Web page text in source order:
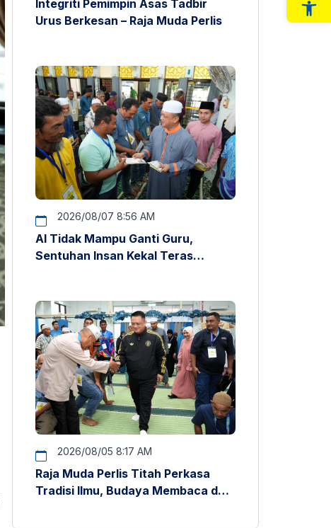
Integriti Pemimpin Asas Tadbir
Urus Berkesan – Raja Muda Perlis
2026/08/07 8:56 AM
AI Tidak Mampu Ganti Guru,
Sentuhan Insan Kekal Teras
2026/08/05 8:17 AM
Raja Muda Perlis Titah Perkasa
Tradisi Ilmu, Budaya Membaca dan